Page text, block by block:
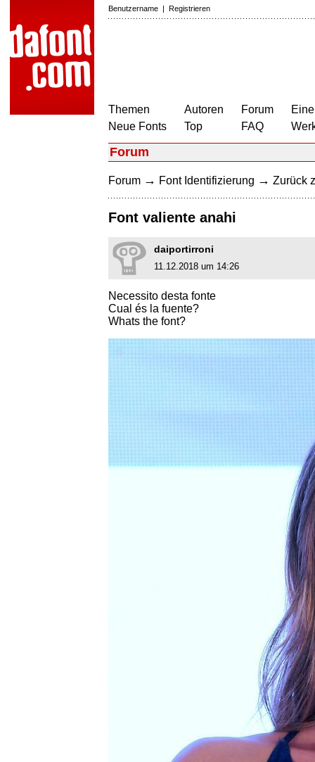
Benutzername | Registrieren
Themen
Neue Fonts
Autoren
Top
Forum
FAQ
Forum
Forum → Font Identifizierung → Zurück
Font valiente anahi
daiportirroni
11.12.2018 um 14:26
Necessito desta fonte
Cual és la fuente?
Whats the font?